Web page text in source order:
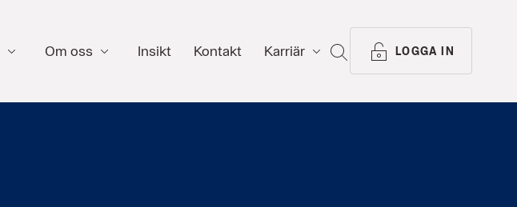
Om oss Insikt Kontakt Karriär SÖK LOGGA IN